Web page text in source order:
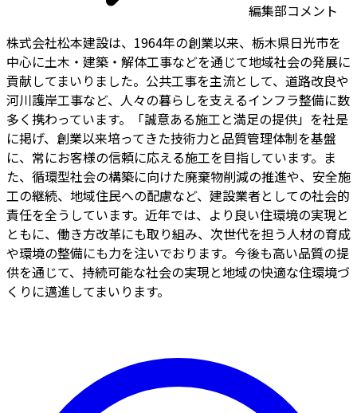
編集部コメント
株式会社松本建設は、1964年の創業以来、栃木県日光市を
中心に土木・建築・解体工事などを通じて地域社会の発展に
貢献してまいりました。公共工事を主流として、道路改良や
河川護岸工事など、人々の暮らしを支えるインフラ整備に数
多く携わっています。「誠意ある施工と満足の提供」を社是
に掲げ、創業以来培ってきた技術力と品質管理体制を基盤
に、常にお客様の信頼に応える施工を目指しています。ま
た、循環型社会の構築に向けた廃棄物削減の推進や、安全施
工の継続、地域住民への配慮など、建設業者としての社会的
責任を全うしています。近年では、より良い住環境の実現と
ともに、働き方改革にも取り組み、次世代を担う人材の育成
や環境の整備にも力を注いでおります。今後も高い品質の提
供を通じて、持続可能な社会の実現と地域の快適な住環境づ
くりに邁進してまいります。